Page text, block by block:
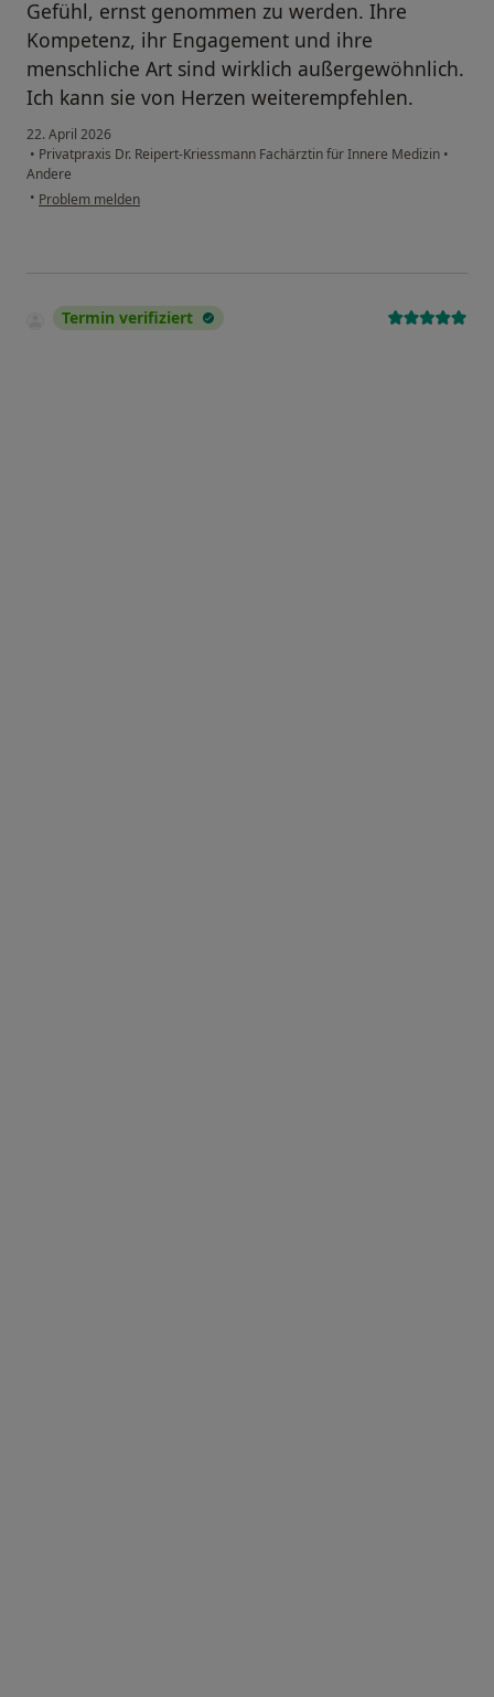
Gefühl, ernst genommen zu werden. Ihre
Kompetenz, ihr Engagement und ihre
menschliche Art sind wirklich außergewöhnlich.
Ich kann sie von Herzen weiterempfehlen.
22. April 2026
• Privatpraxis Dr. Reipert-Kriessmann Fachärztin für Innere Medizin •
Andere
• Problem melden
Termin verifiziert